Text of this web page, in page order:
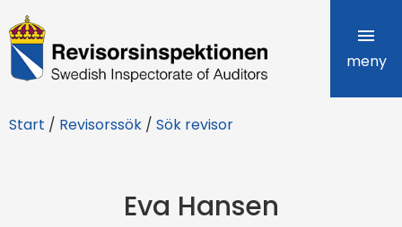
R
e
i
meny
Start / Revisorssök / Sök revisor
Eva Hansen